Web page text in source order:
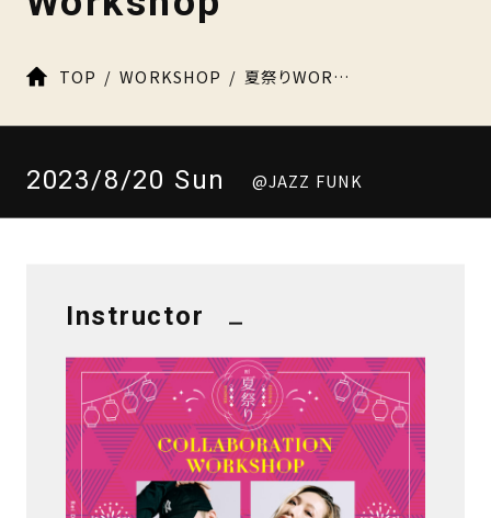
TOP WORKSHOP 夏祭りWORKSHOP【第2弾】Kensuke Asada×SHIHO Special Workshop開催決定！！
2023/8/20 Sun @JAZZ FUNK
Instructor